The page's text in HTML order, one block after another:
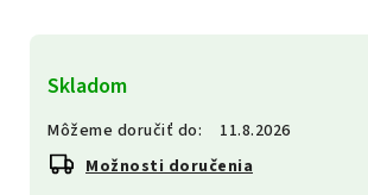
Skladom
Môžeme doručiť do:
11.8.2026
Možnosti doručenia